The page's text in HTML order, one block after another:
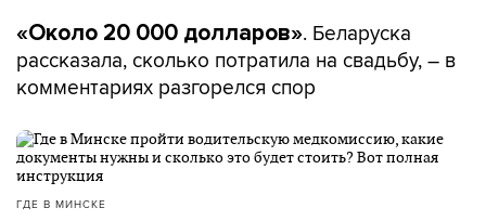
«Около 20 000 долларов». Беларуска
рассказала, сколько потратила на свадьбу, – в
комментариях разгорелся спор
ГДЕ В МИНСКЕ